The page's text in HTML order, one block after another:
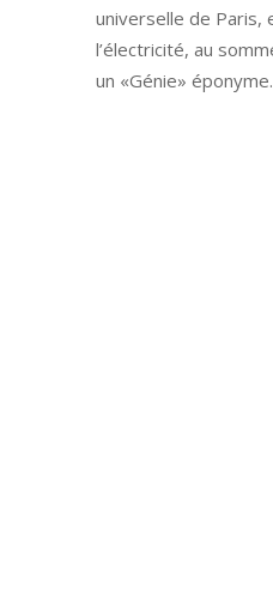
universelle de Paris,
l’électricité, au
un «Génie» éponyme.